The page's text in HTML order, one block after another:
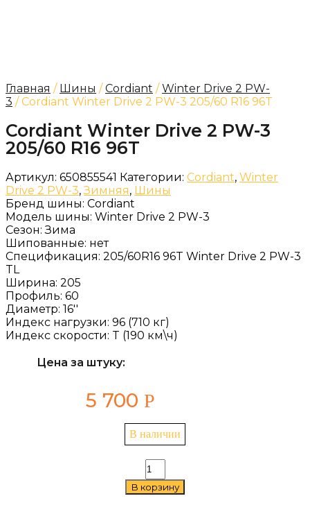
Главная / Шины /Cordiant /Winter Drive 2 PW-
3 / Cordiant Winter Drive 2 PW-3 205/60 R16 96T
Cordiant Winter Drive 2 PW-3
205/60 R16 96T
Артикул: 650855541 Категории: Cordiant, Winter
Drive 2 PW-3,Зимняя, Шины
Бренд шины: Cordiant
Модель шины: Winter Drive 2 PW-3
Сезон:Зима
Шипованные: нет
Спецификация: 205/60R16 96T Winter Drive 2 PW-3
TL
Ширина: 205
Профиль: 60
Диаметр: 16''
Индекс нагрузки: 96 (710 кг)
Индекс скорости: T (190 км\ч)
Цена за штуку:
5 700 Р
В наличии
Количество
товара
Cordiant
В корзину